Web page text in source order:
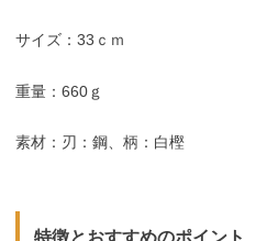
サイズ：33ｃｍ
重量：660ｇ
素材：刃：鋼、柄：白樫
特徴とおすすめのポイント